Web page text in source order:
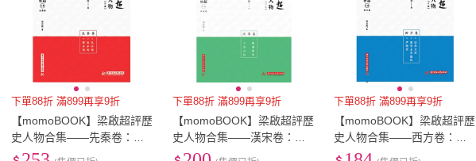
下單88折 滿899再享9折
【momoBOOK】梁啟超評歷
史人物合集――先秦卷：孔
子傳、老子傳、管子傳（簡
下單88折 滿899再享9折
【momoBOOK】梁啟超評歷
史人物合集――漢宋卷：陶
淵明傳、王安石傳（簡體
下單88折 滿899再享9折
【momoBOOK】梁啟超評歷
史人物合集――西方卷：達
爾文傳、亞里士多德傳、盧